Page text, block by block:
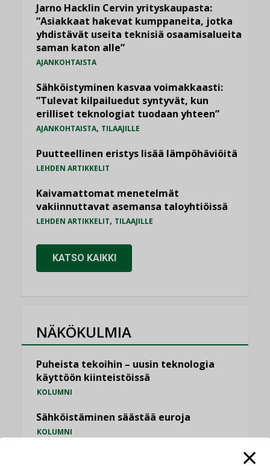
Jarno Hacklin Cervin yrityskaupasta:
”Asiakkaat hakevat kumppaneita, jotka
yhdistävät useita teknisiä osaamisalueita
saman katon alle”
AJANKOHTAISTA
Sähköistyminen kasvaa voimakkaasti:
”Tulevat kilpailuedut syntyvät, kun
erilliset teknologiat tuodaan yhteen”
AJANKOHTAISTA, TILAAJILLE
Puutteellinen eristys lisää lämpöhäviöitä
LEHDEN ARTIKKELIT
Kaivamattomat menetelmät
vakiinnuttavat asemansa taloyhtiöissä
LEHDEN ARTIKKELIT, TILAAJILLE
KATSO KAIKKI
NÄKÖKULMIA
Puheista tekoihin – uusin teknologia
käyttöön kiinteistöissä
KOLUMNI
Sähköistäminen säästää euroja
KOLUMNI